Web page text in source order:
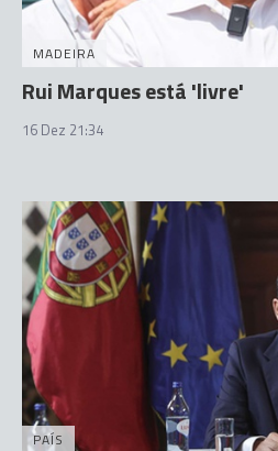
MADEIRA
Rui Marques está 'livre'
16 Dez 21:34
PAÍS